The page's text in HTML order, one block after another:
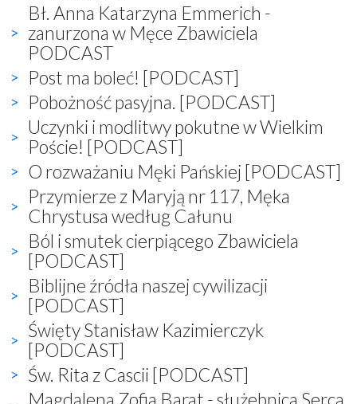
Bł. Anna Katarzyna Emmerich -
zanurzona w Męce Zbawiciela
PODCAST
Post ma boleć! [PODCAST]
Pobożność pasyjna. [PODCAST]
Uczynki i modlitwy pokutne w Wielkim
Poście! [PODCAST]
O rozważaniu Męki Pańskiej [PODCAST]
Przymierze z Maryją nr 117, Męka
Chrystusa według Całunu
Ból i smutek cierpiącego Zbawiciela
[PODCAST]
Biblijne źródła naszej cywilizacji
[PODCAST]
Święty Stanisław Kazimierczyk
[PODCAST]
Św. Rita z Cascii [PODCAST]
Magdalena Zofia Barat - służebnica Serca